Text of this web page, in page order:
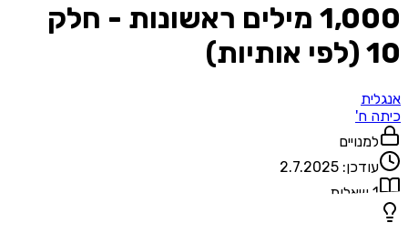
1,000 מילים ראשונות - חלק
10 (לפי אותיות)
אנגלית
כיתה ח'
למנויים
עודכן: 2.7.2025
1 שאלות